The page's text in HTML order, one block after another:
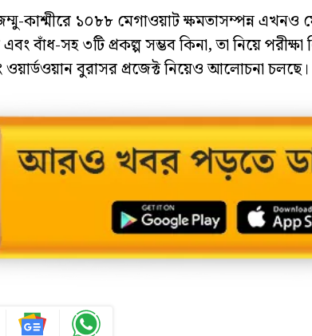
কাশ্মীরে ১০৮৮ মেগাওয়াট ক্ষমতাসম্পন্ন এখনও
বাঁধ-সহ ৩টি প্রকল্প সম্ভব কিনা, তা নিয়ে
ওয়ার্ডওয়ান বুরাসর প্রজেক্ট নিয়েও আলোচনা চলছে।